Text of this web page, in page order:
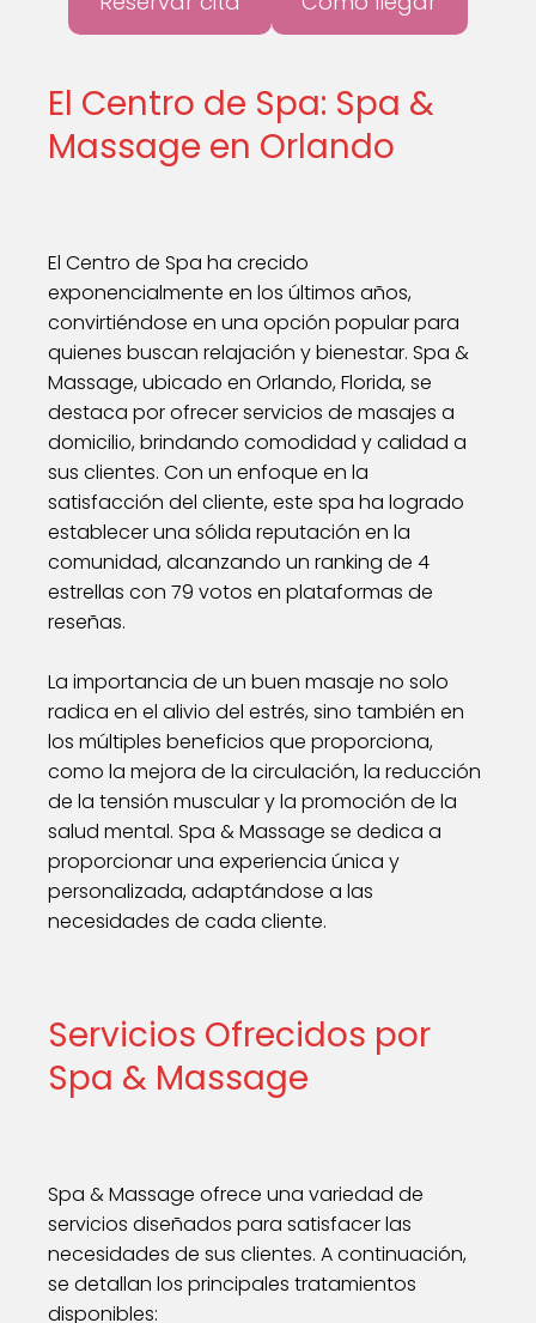
El Centro de Spa: Spa &
Massage en Orlando
El Centro de Spa ha crecido
exponencialmente en los últimos años,
convirtiéndose en una opción popular para
quienes buscan relajación y bienestar. Spa &
Massage, ubicado en Orlando, Florida, se
destaca por ofrecer servicios de masajes a
domicilio, brindando comodidad y calidad a
sus clientes. Con un enfoque en la
satisfacción del cliente, este spa ha logrado
establecer una sólida reputación en la
comunidad, alcanzando un ranking de 4
estrellas con 79 votos en plataformas de
reseñas.
La importancia de un buen masaje no solo
radica en el alivio del estrés, sino también en
los múltiples beneficios que proporciona,
como la mejora de la circulación, la reducción
de la tensión muscular y la promoción de la
salud mental. Spa & Massage se dedica a
proporcionar una experiencia única y
personalizada, adaptándose a las
necesidades de cada cliente.
Servicios Ofrecidos por
Spa & Massage
Spa & Massage ofrece una variedad de
servicios diseñados para satisfacer las
necesidades de sus clientes. A continuación,
se detallan los principales tratamientos
disponibles: